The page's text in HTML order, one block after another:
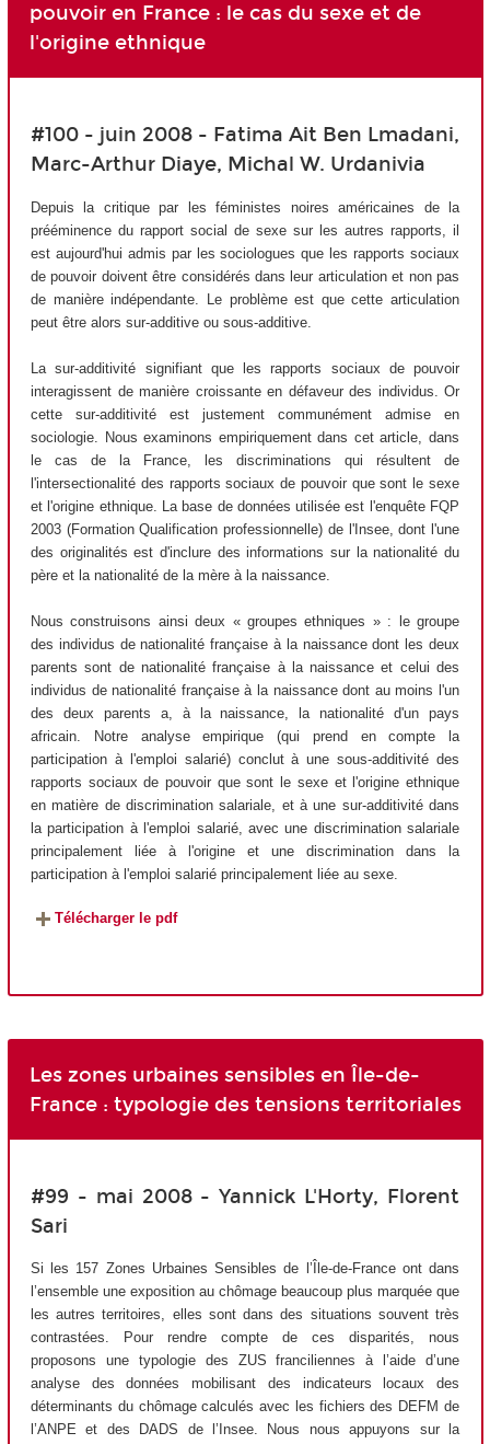
pouvoir en France : le cas du sexe et de
l'origine ethnique
#100 - juin 2008 - Fatima Ait Ben Lmadani,
Marc-Arthur Diaye, Michal W. Urdanivia
Depuis la critique par les féministes noires américaines de la
prééminence du rapport social de sexe sur les autres rapports, il
est aujourd'hui admis par les sociologues que les rapports sociaux
de pouvoir doivent être considérés dans leur articulation et non pas
de manière indépendante. Le problème est que cette articulation
peut être alors sur-additive ou sous-additive.
La sur-additivité signifiant que les rapports sociaux de pouvoir
interagissent de manière croissante en défaveur des individus. Or
cette sur-additivité est justement communément admise en
sociologie. Nous examinons empiriquement dans cet article, dans
le cas de la France, les discriminations qui résultent de
l'intersectionalité des rapports sociaux de pouvoir que sont le sexe
et l'origine ethnique. La base de données utilisée est l'enquête FQP
2003 (Formation Qualification professionnelle) de l'Insee, dont l'une
des originalités est d'inclure des informations sur la nationalité du
père et la nationalité de la mère à la naissance.
Nous construisons ainsi deux « groupes ethniques » : le groupe
des individus de nationalité française à la naissance dont les deux
parents sont de nationalité française à la naissance et celui des
individus de nationalité française à la naissance dont au moins l'un
des deux parents a, à la naissance, la nationalité d'un pays
africain. Notre analyse empirique (qui prend en compte la
participation à l'emploi salarié) conclut à une sous-additivité des
rapports sociaux de pouvoir que sont le sexe et l'origine ethnique
en matière de discrimination salariale, et à une sur-additivité dans
la participation à l'emploi salarié, avec une discrimination salariale
principalement liée à l'origine et une discrimination dans la
participation à l'emploi salarié principalement liée au sexe.
Télécharger le pdf
Les zones urbaines sensibles en Île-de-
France : typologie des tensions territoriales
#99 - mai 2008 - Yannick L'Horty, Florent
Sari
Si les 157 Zones Urbaines Sensibles de l’Île-de-France ont dans
l’ensemble une exposition au chômage beaucoup plus marquée que
les autres territoires, elles sont dans des situations souvent très
contrastées. Pour rendre compte de ces disparités, nous
proposons une typologie des ZUS franciliennes à l’aide d’une
analyse des données mobilisant des indicateurs locaux des
déterminants du chômage calculés avec les fichiers des DEFM de
l’ANPE et des DADS de l’Insee. Nous nous appuyons sur la